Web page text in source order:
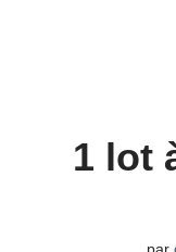
1 lot